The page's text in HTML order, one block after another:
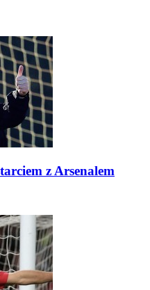
z Arsenalem